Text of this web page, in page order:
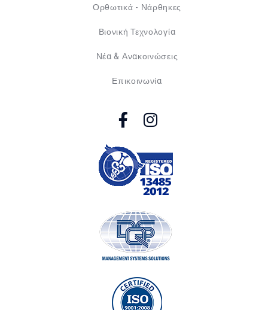
Ορθωτικά - Νάρθηκες
Βιονική Τεχνολογία
Νέα & Ανακοινώσεις
Επικοινωνία